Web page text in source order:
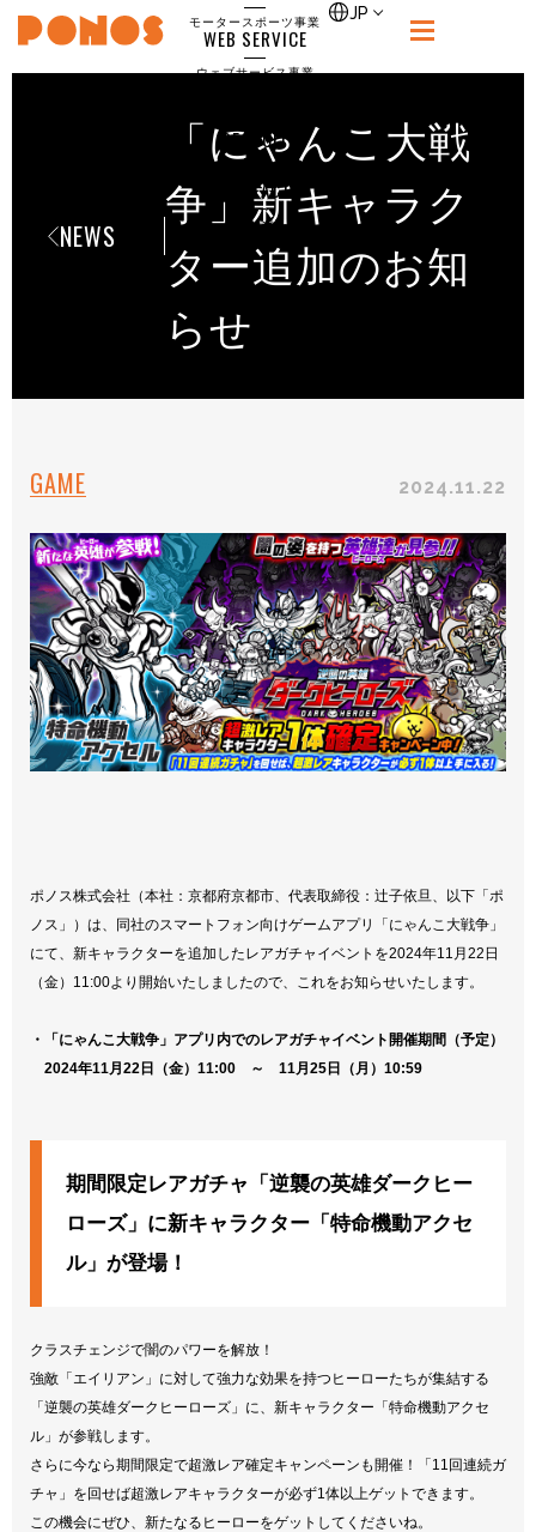
PONOS
モータースポーツ事業
WEB SERVICE
ウェブサービス事業
RECRUIT
CONTACT
お問合せ
JP
NEWS
「にゃんこ大戦
争」新キャラク
ター追加のお知
らせ
GAME 2024.11.22
ポノス株式会社（本社：京都府京都市、代表取締役：辻子依旦、以下「ポ
ノス」）は、同社のスマートフォン向けゲームアプリ「にゃんこ大戦争」
にて、新キャラクターを追加したレアガチャイベントを2024年11月22日
（金）11:00より開始いたしましたので、これをお知らせいたします。
・「にゃんこ大戦争」アプリ内でのレアガチャイベント開催期間（予定）
2024年11月22日（金）11:00 ～ 11月25日（月）10:59
期間限定レアガチャ「逆襲の英雄ダークヒー
ローズ」に新キャラクター「特命機動アクセ
ル」が登場！
クラスチェンジで闇のパワーを解放！
強敵「エイリアン」に対して強力な効果を持つヒーローたちが集結する
「逆襲の英雄ダークヒーローズ」に、新キャラクター「特命機動アクセ
ル」が参戦します。
さらに今なら期間限定で超激レア確定キャンペーンも開催！「11回連続ガ
チャ」を回せば超激レアキャラクターが必ず1体以上ゲットできます。
この機会にぜひ、新たなるヒーローをゲットしてくださいね。